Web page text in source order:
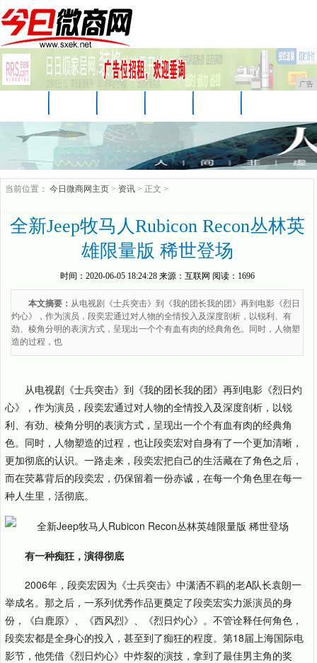
广告
家居 企业
当前位置： 今日微商网主页 > 资讯 > 正文 >
全新Jeep牧马人Rubicon Recon丛林英
雄限量版 稀世登场
时间： 2020-06-05 18:24:28来源： 互联网 阅读：1696
本文摘要： 从电视剧《士兵突击》到《我的团长我的团》再到电影《烈日
灼心》，作为演员，段奕宏通过对人物的全情投入及深度剖析，以锐利、有
劲、棱角分明的表演方式，呈现出一个个有血有肉的经典角色。同时，人物塑
造的过程，也
从电视剧《士兵突击》到《我的团长我的团》再到电影《烈日灼
心》，作为演员，段奕宏通过对人物的全情投入及深度剖析，以锐
利、有劲、棱角分明的表演方式，呈现出一个个有血有肉的经典角
色。同时，人物塑造的过程，也让段奕宏对自身有了一个更加清晰，
更加彻底的认识。一路走来，段奕宏把自己的生活藏在了角色之后，
而在荧幕背后的段奕宏，仍保留着一份赤诚，在每一个角色里在每一
种人生里，活彻底。
有一种痴狂，演得彻底
2006年，段奕宏因为《士兵突击》中潇洒不羁的老A队长袁朗一
举成名。那之后，一系列优秀作品更奠定了段奕宏实力派演员的身
份，《白鹿原》、《西风烈》、《烈日灼心》。不管诠释任何角色，
段奕宏都是全身心的投入，甚至到了痴狂的程度。第18届上海国际电
影节，他凭借《烈日灼心》中炸裂的演技，拿到了最佳男主角的奖